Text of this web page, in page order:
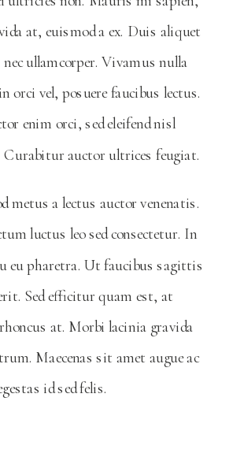
at, euismod a ex. Duis aliquet
ullamcorper. Vivamus nulla
orci vel, posuere faucibus lectus.
enim orci, sed eleifend nisl
auctor ultrices feugiat.
metus a lectus auctor venenatis.
luctus leo sed consectetur. In
eu pharetra. Ut faucibus sagittis
Sed efficitur quam est, at
at. Morbi lacinia gravida
Maecenas sit amet augue ac
id sed felis.